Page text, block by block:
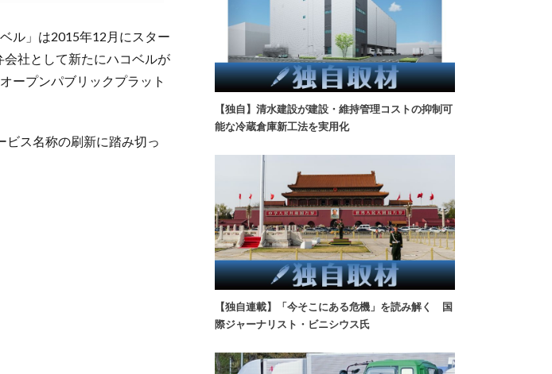
ル」は2015年12月にスター
社として新たにハコベルが
ープンパブリックプラット
ス名称の刷新に踏み切っ
【独自】清水建設が建設・維持管理コストの抑制可
能な冷蔵倉庫新工法を実用化
【独自連載】「今そこにある危機」を読み解く 国
際ジャーナリスト・ビニシウス氏